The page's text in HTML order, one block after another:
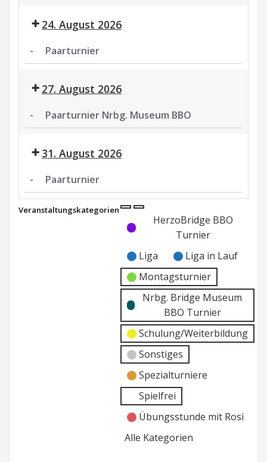
24. August 2026
- Paarturnier
27. August 2026
- Paarturnier Nrbg. Museum BBO
Nrbg.
Museum31. August 2026
- Paarturnier
Paarturnier
Veranstaltungskategorien
Kategorie
ohne
Kategorie
HerzoBridge BBO
Turnier
Liga
Liga in Lauf
Montagsturnier
Nrbg. Bridge Museum
BBO Turnier
Schulung/Weiterbildung
Sonstiges
Spezialturniere
Spielfrei
Übungsstunde mit Rosi
Alle Kategorien